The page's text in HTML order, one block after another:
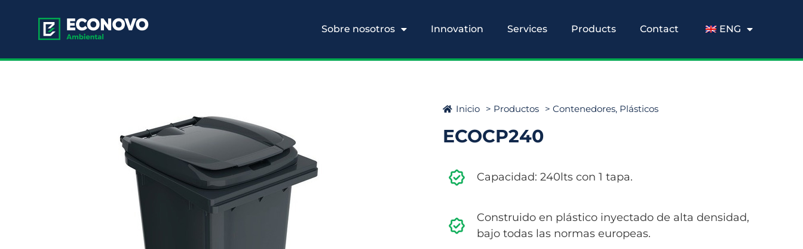
Sobre nosotros Innovation Services Products Contact ENG
Inicio > Productos > Contenedores, Plásticos
ECOCP240
Capacidad: 240lts con 1 tapa.
Construido en plástico inyectado de alta densidad,
bajo todas las normas europeas.